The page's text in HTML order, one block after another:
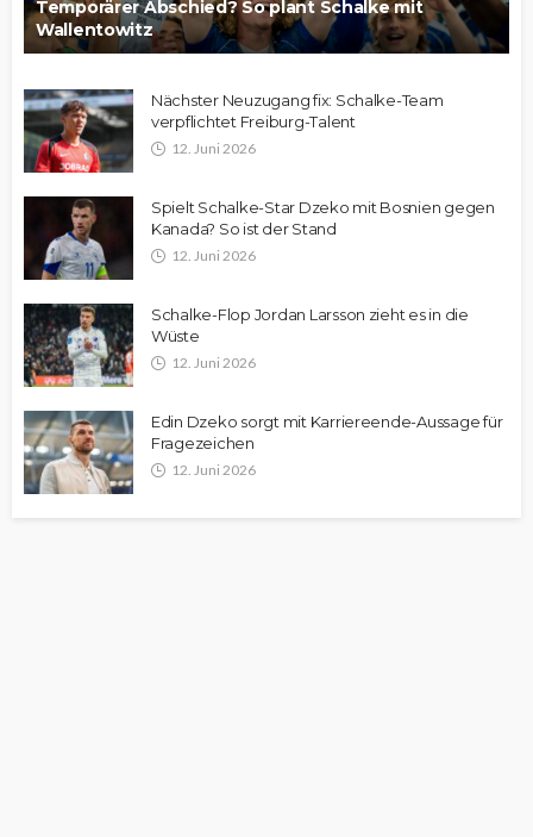
Temporärer Abschied? So plant Schalke mit
Wallentowitz
Nächster Neuzugang fix: Schalke-Team
verpflichtet Freiburg-Talent
12. Juni 2026
Spielt Schalke-Star Dzeko mit Bosnien gegen
Kanada? So ist der Stand
12. Juni 2026
Schalke-Flop Jordan Larsson zieht es in die
Wüste
12. Juni 2026
Edin Dzeko sorgt mit Karriereende-Aussage für
Fragezeichen
12. Juni 2026